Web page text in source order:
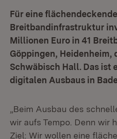
Für eine
Breitbandinfrastruktur
Millionen Euro in 41
Göppingen, Heidenheim,
Schwäbisch Hall. Das ist
digitalen Ausbaus in
„Beim Ausbau des
wir aufs Tempo. Denn wir
Ziel: Wir wollen eine